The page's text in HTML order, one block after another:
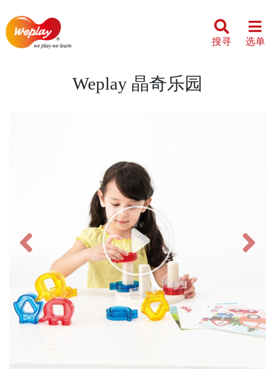
搜寻 选单
Weplay 晶奇乐园